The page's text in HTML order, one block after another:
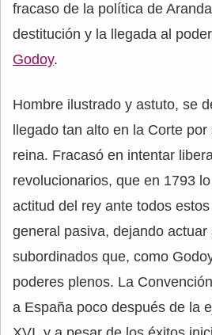
fracaso de la política de
destitución y la llegada al
Godoy.
Hombre ilustrado y astuto, se
llegado tan alto en la Corte
reina. Fracasó en intentar
revolucionarios, que en 1793
actitud del rey ante todos
general pasiva, dejando actuar
subordinados que, como
poderes plenos. La
a España poco después de la